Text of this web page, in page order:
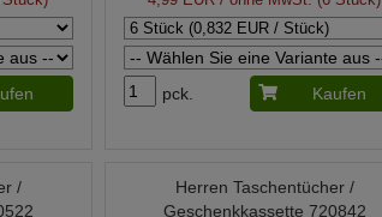
pck. Kaufen
/
Herren Taschentücher /
Geschenkkassette 720842